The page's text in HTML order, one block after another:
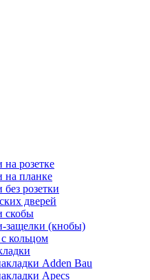
розетке
на планке
розетки
дверей
скобы
защелки (кнобы)
кольцом
Adden Bau
Apecs